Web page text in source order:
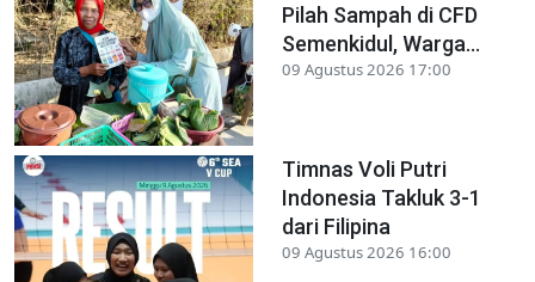
Pilah Sampah di CFD
Semenkidul, Warga...
09 Agustus 2026 17:00
Timnas Voli Putri
Indonesia Takluk 3-1
dari Filipina
09 Agustus 2026 16:00